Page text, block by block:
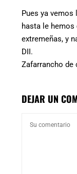
Pues ya
hasta le
extremeñas, y
DII.
Zafarrancho de
DEJAR UN